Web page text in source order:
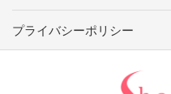
プライバシーポリシー